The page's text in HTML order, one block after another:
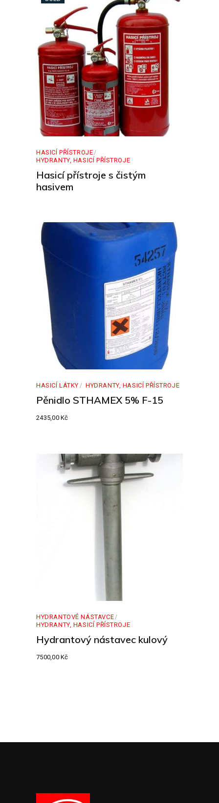
HASICÍ PŘÍSTROJE
HYDRANTY, HASICÍ PŘÍSTROJE
Hasicí přístroje s čistým
hasivem
HASICÍ LÁTKY HYDRANTY, HASICÍ PŘÍSTROJE
Pěnidlo STHAMEX 5% F-15
2435,00Kč
HYDRANTOVÉ NÁSTAVCE
HYDRANTY, HASICÍ PŘÍSTROJE
Hydrantový nástavec kulový
7500,00Kč